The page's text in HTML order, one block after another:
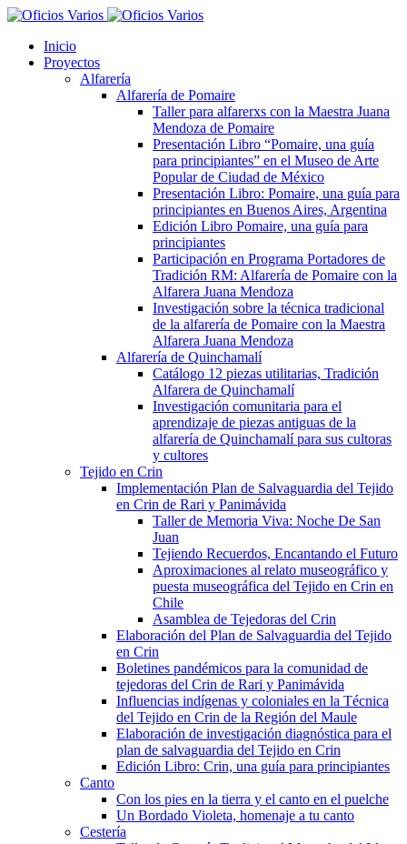
Inicio
Proyectos
Alfarería
Alfarería de Pomaire
Taller para alfarerxs con la Maestra Juana
Mendoza de Pomaire
Presentación Libro “Pomaire, una guía
para principiantes” en el Museo de Arte
Popular de Ciudad de México
Presentación Libro: Pomaire, una guía para
principiantes en Buenos Aires, Argentina
Edición Libro Pomaire, una guía para
principiantes
Participación en Programa Portadores de
Tradición RM: Alfarería de Pomaire con la
Alfarera Juana Mendoza
Investigación sobre la técnica tradicional
de la alfarería de Pomaire con la Maestra
Alfarera Juana Mendoza
Alfarería de Quinchamalí
Catálogo 12 piezas utilitarias, Tradición
Alfarera de Quinchamalí
Investigación comunitaria para el
aprendizaje de piezas antiguas de la
alfarería de Quinchamalí para sus cultoras
y cultores
Tejido en Crin
Implementación Plan de Salvaguardia del Tejido
en Crin de Rari y Panimávida
Taller de Memoria Viva: Noche De San
Juan
Tejiendo Recuerdos, Encantando el Futuro
Aproximaciones al relato museográfico y
puesta museográfica del Tejido en Crin en
Chile
Asamblea de Tejedoras del Crin
Elaboración del Plan de Salvaguardia del Tejido
en Crin
Boletines pandémicos para la comunidad de
tejedoras del Crin de Rari y Panimávida
Influencias indígenas y coloniales en la Técnica
del Tejido en Crin de la Región del Maule
Elaboración de investigación diagnóstica para el
plan de salvaguardia del Tejido en Crin
Edición Libro: Crin, una guía para principiantes
Canto
Con los pies en la tierra y el canto en el puelche
Un Bordado Violeta, homenaje a tu canto
Cestería